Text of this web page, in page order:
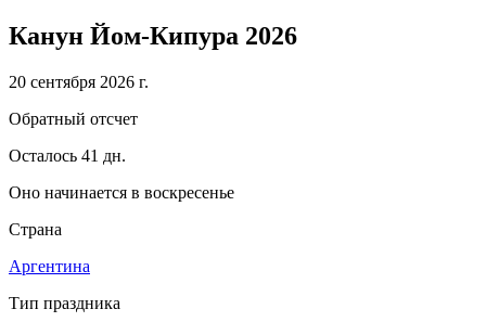
Канун Йом-Кипура 2026
20 сентября 2026 г.
Обратный отсчет
Осталось 41 дн.
Оно начинается в воскресенье
Страна
Аргентина
Тип праздника